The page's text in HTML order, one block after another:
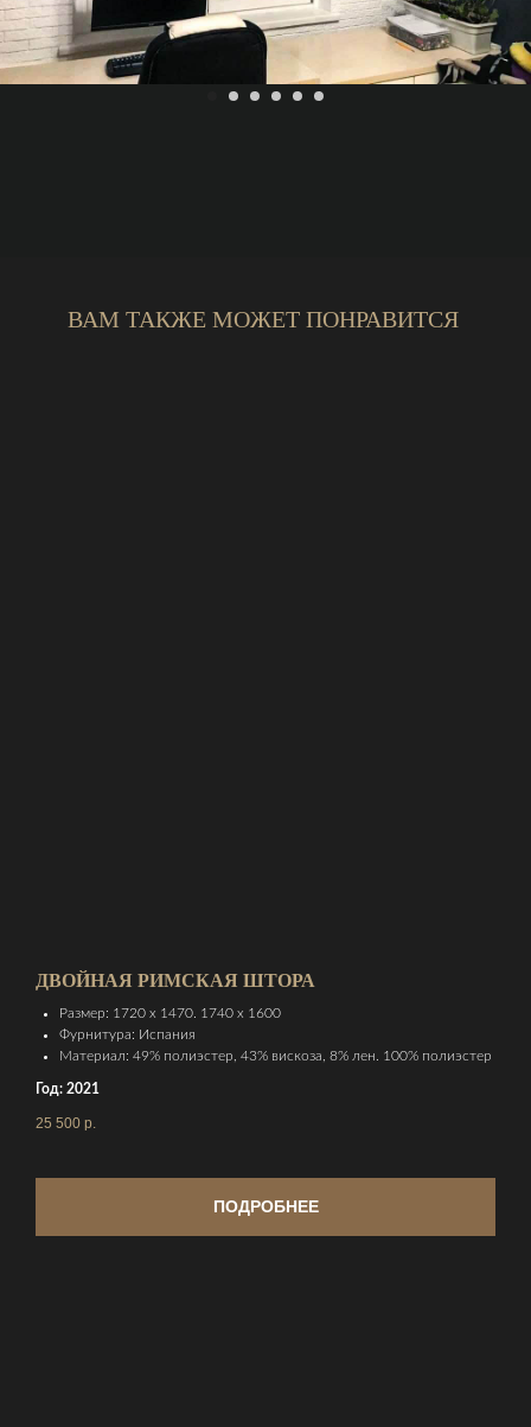
ВАМ ТАКЖЕ МОЖЕТ ПОНРАВИТСЯ
ДВОЙНАЯ РИМСКАЯ ШТОРА
Размер: 1720 х 1470. 1740 х 1600
Фурнитура: Испания
Материал: 49% полиэстер, 43% вискоза, 8% лен. 100% полиэстер
Год: 2021
25 500 р.
ПОДРОБНЕЕ